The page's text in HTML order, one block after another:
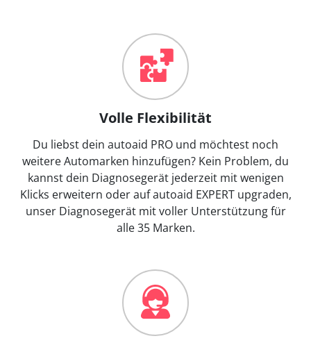
Volle Flexibilität
Du liebst dein autoaid PRO und möchtest noch
weitere Automarken hinzufügen? Kein Problem, du
kannst dein Diagnosegerät jederzeit mit wenigen
Klicks erweitern oder auf autoaid EXPERT upgraden,
unser Diagnosegerät mit voller Unterstützung für
alle 35 Marken.